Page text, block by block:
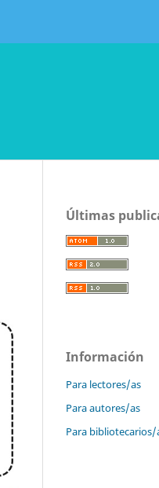
Últimas
Información
Para lectores/as
Para autores/as
Para bibliotecarios/